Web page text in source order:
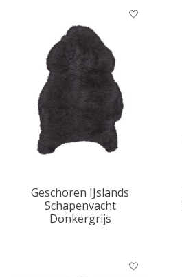
Geschoren IJslands
Schapenvacht
Donkergrijs